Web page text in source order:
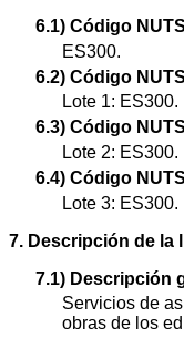
6.1) Código
ES300.
6.2) Código NUTS
Lote 1: ES300.
6.3) Código NUTS
Lote 2: ES300.
6.4) Código NUTS
Lote 3: ES300.
7. Descripción de la
7.1) Descripción
Servicios de
obras de los